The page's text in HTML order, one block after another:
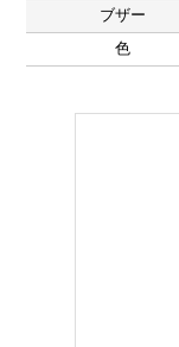
ブザー
色